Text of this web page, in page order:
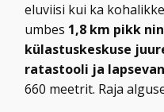
eluviisi kui ka
umbes 1,8 km pikk
külastuskeskuse
ratastooli ja
660 meetrit. Raja